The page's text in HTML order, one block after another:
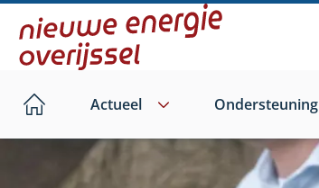
naar
hoofdinhoud
Home
Actueel Ondersteuning